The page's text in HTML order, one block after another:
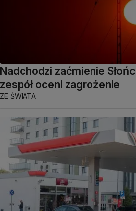
Nadchodzi zaćmienie
zespół oceni zagrożenie
ZE ŚWIATA